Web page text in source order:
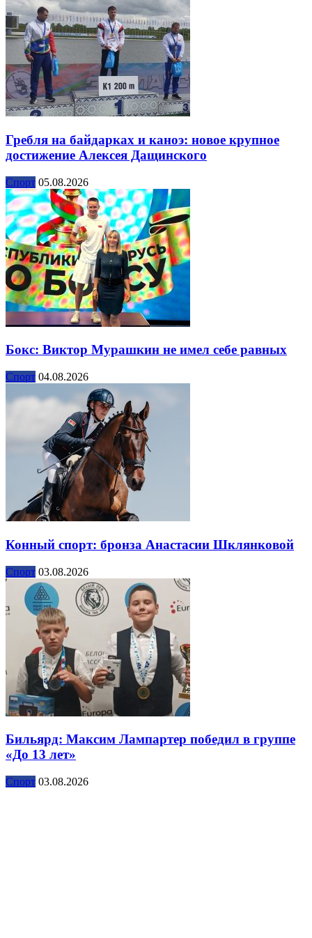
Гребля на байдарках и каноэ: новое крупное
достижение Алексея Дащинского
Спорт 05.08.2026
Бокс: Виктор Мурашкин не имел себе равных
Спорт 04.08.2026
Конный спорт: бронза Анастасии Шклянковой
Спорт 03.08.2026
Бильярд: Максим Лампартер победил в группе
«До 13 лет»
Спорт 03.08.2026